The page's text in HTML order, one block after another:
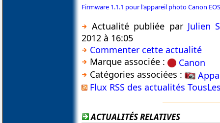
Firmware 1.1.1 pour l'appareil photo Canon
Actualité publiée par Julien
2012 à 16:05
Commenter cette actualité
Marque associée :
Canon
Catégories associées :
Flux RSS des actualités
ACTUALITÉS RELATIVES